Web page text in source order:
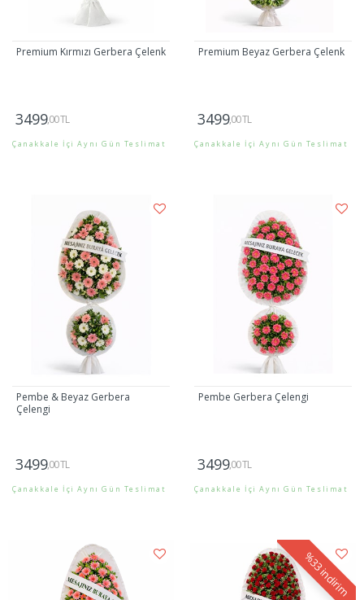
Premium Kırmızı Gerbera Çelenk
3499,00 TL
Çanakkale İçi Aynı Gün Teslimat
Premium Beyaz Gerbera Çelenk
3499,00 TL
Çanakkale İçi Aynı Gün Teslimat
Pembe & Beyaz Gerbera
Çelengi
3499,00 TL
Çanakkale İçi Aynı Gün Teslimat
Pembe Gerbera Çelengi
3499,00 TL
Çanakkale İçi Aynı Gün Teslimat
%33
indirim